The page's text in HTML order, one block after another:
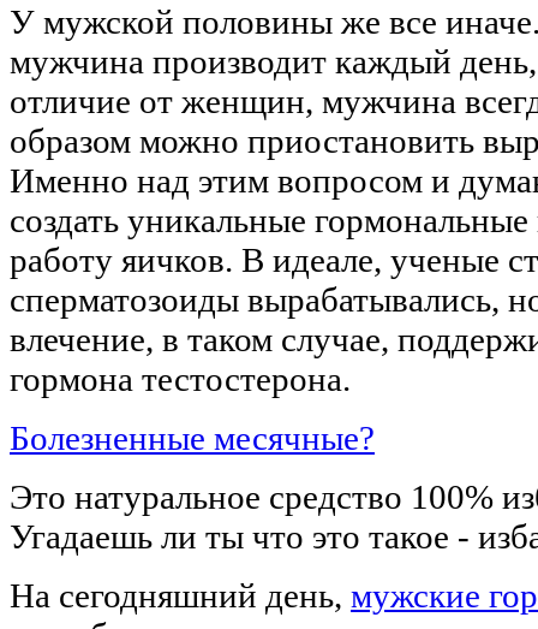
У мужской половины же все
мужчина производит каждый
отличие от женщин, мужчина
образом можно приостановить
Именно над этим вопросом и
создать уникальные
работу яичков. В идеале, ученые
сперматозоиды вырабатывались,
влечение, в таком случае,
гормона тестостерона.
Болезненные месячные?
Это натуральное средство 100%
Угадаешь ли ты что это такое -
На сегодняшний день, мужские